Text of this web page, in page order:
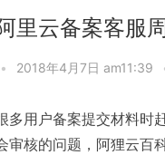
里云备案客服
• 2018年4月7日 am11:39
多用户备案提交材料时
审核的问题，阿狸云百